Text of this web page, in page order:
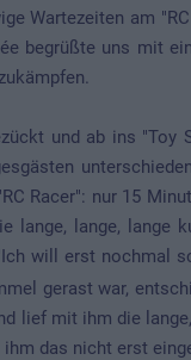
Wartezeiten am
begrüßte uns mit
und ab ins "Toy
Racer": nur 15
lange, lange, lange
will erst nochmal
gerast war,
lief mit ihm die
das nicht erst